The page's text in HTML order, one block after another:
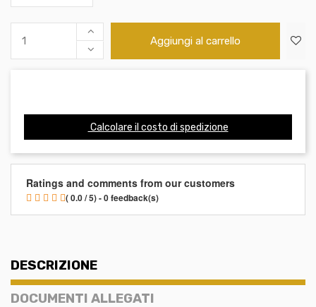
Aggiungi al carrello
Calcolare il costo di spedizione
Ratings and comments from our customers
( 0.0 / 5) - 0 feedback(s)
DESCRIZIONE
DOCUMENTI ALLEGATI